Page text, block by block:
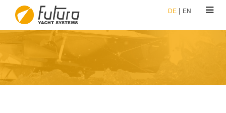
DE EN